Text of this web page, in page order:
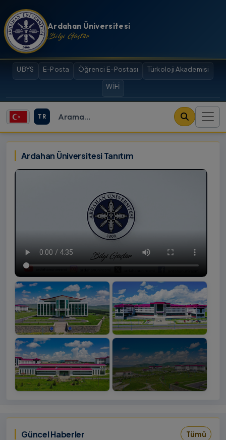
İçeriğe atla
Ardahan Üniversitesi
Bilgi Güçtür
UBYS E-Posta Öğrenci E-Postası Türkoloji Akademisi
WİFİ
TR
Site içi arama
Ardahan Üniversitesi
Ardahan Üniversitesi Tanıtım
Tıklayınız
Güncel Haberler Tümü